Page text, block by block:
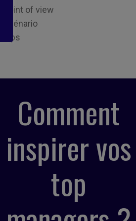
Point of view
Scénario
Tips
Comment
inspirer vos
top